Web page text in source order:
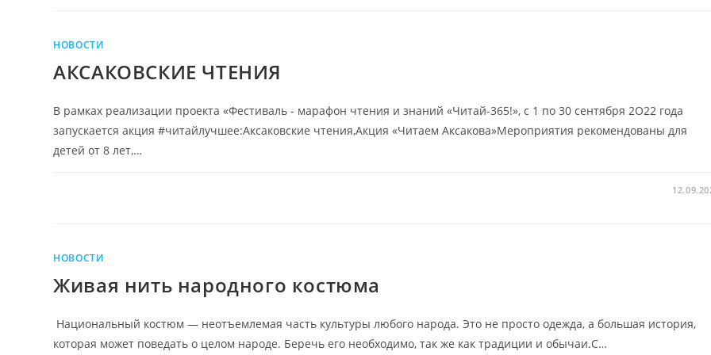
НОВОСТИ
АКСАКОВСКИЕ ЧТЕНИЯ
В рамках реализации проекта «Фестиваль - марафон чтения и знаний «Читай-365!», с 1 по 30 сентября 2О22 года
запускается акция #читайлучшее:Аксаковские чтения,Акция «Читаем Аксакова»Мероприятия рекомендованы для
детей от 8 лет,…
НОВОСТИ
Живая нить народного костюма
Национальный костюм — неотъемлемая часть культуры любого народа. Это не просто одежда, а большая история,
которая может поведать о целом народе. Беречь его необходимо, так же как традиции и обычаи.С…